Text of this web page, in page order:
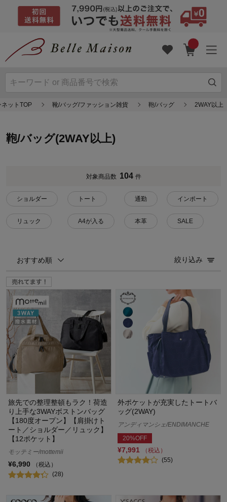
ットTOP 靴/バッグ/ファッション雑貨 鞄/バッグ 2WAY以上
鞄/バッグ(2WAY以上)
対象商品数 104 件
ショルダー
リュック
トート
A4が入る
通勤
本革
インポート
SALE
おすすめ順 絞り込み
旅先での整理整頓もラク！荷造
り上手な3WAYボストンバッグ
【180度オープン】【肩掛けト
ート／ショルダー／リュック】
【12ポケット】
モッテミー/mottemii
¥6,990
（税込）
(28)
外ポケットが充実したトートバ
ッグ(2WAY)
アンディマンシェ/ENDIMANCHE
20%OFF
¥7,991
（税込）
(55)